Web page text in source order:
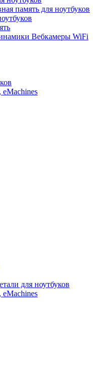
память для ноутбуков
Вебкамеры WiFi
eMachines
для ноутбуков
eMachines